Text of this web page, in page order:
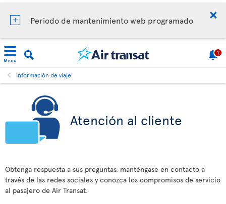
Periodo de mantenimiento web programado
Menú
1
Información de viaje
Atención al cliente
Obtenga respuesta a sus preguntas, manténgase en contacto a
través de las redes sociales y conozca los compromisos de servicio
al pasajero de Air Transat.